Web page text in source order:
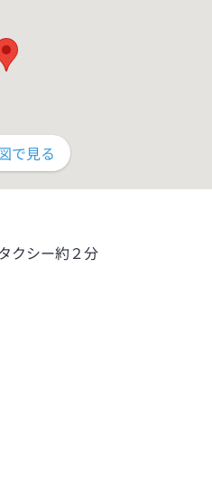
で見る
クシー約２分